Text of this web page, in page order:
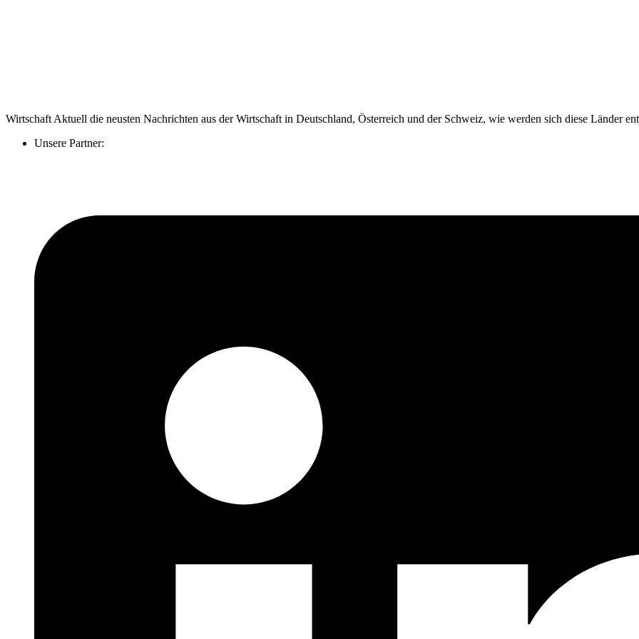
Wirtschaft Aktuell die neusten Nachrichten aus der Wirtschaft in Deutschland, Österreich und der Schweiz, wie werden sich diese Länder
Unsere Partner: